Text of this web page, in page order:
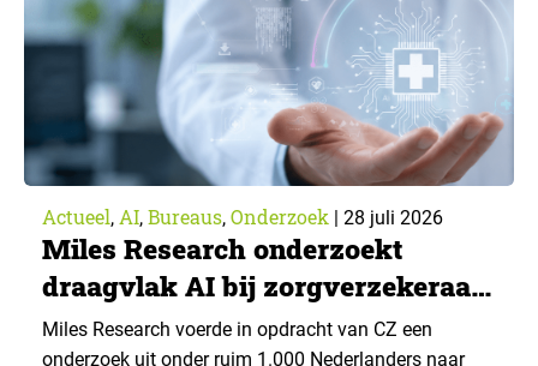
Actueel, AI, Bureaus, Onderzoek | 28 juli 2026
Miles Research onderzoekt
draagvlak AI bij zorgverzekeraar
CZ
Miles Research voerde in opdracht van CZ een
onderzoek uit onder ruim 1.000 Nederlanders naar